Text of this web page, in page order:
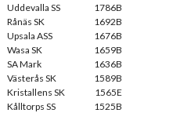
Uddevalla SS
1786B
Rånäs SK
1692B
Upsala ASS
1676B
Wasa SK
1659B
SA Mark
1636B
Västerås SK
1589B
Kristallens SK
1565E
Kålltorps SS
1525B